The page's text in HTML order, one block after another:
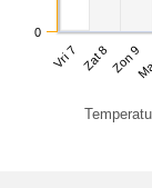
Vri 7 Zat 8Zon 9
0